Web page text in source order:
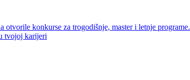
konkurse za trogodišnje, master i letnje programe.
tvojoj karijeri